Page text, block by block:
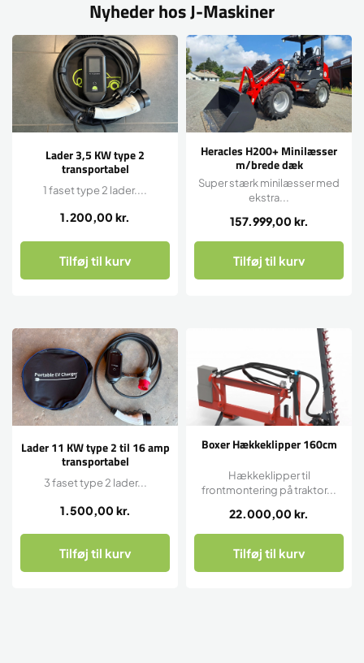
Nyheder hos J-Maskiner
Lader 3,5 KW type 2
transportabel
1.200,00 kr.
1 faset type 2 lader....
Tilføj til kurv
Heracles H200+ Minilæsser
m/brede dæk
157.999,00 kr.
Super stærk minilæsser med
ekstra...
Tilføj til kurv
Lader 11 KW type 2 til 16 amp
transportabel
1.500,00 kr.
3 faset type 2 lader...
Tilføj til kurv
Boxer Hækkeklipper 160cm
22.000,00 kr.
Hækkeklipper til
frontmontering på traktor...
Tilføj til kurv